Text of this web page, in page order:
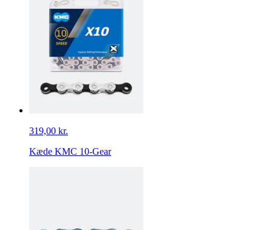
319,00 kr.
Kæde KMC 10-Gear